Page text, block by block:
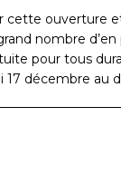
cette ouverture
nombre
pour tous
17 décembre au